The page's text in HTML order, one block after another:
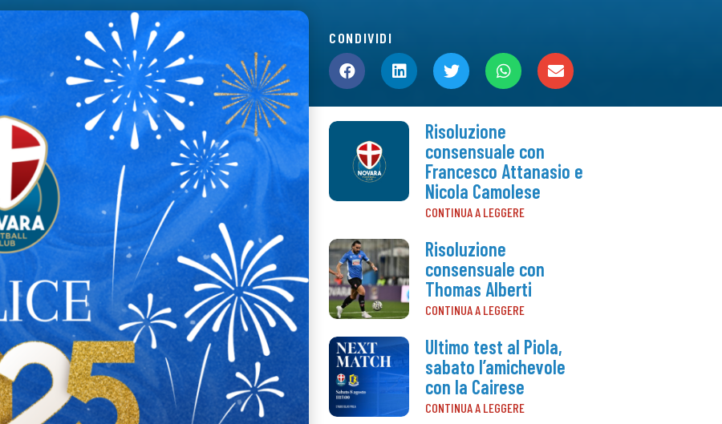
CONDIVIDI
Risoluzione
consensuale con
Francesco Attanasio e
Nicola Camolese
CONTINUA A LEGGERE
Risoluzione
consensuale con
Thomas Alberti
CONTINUA A LEGGERE
Ultimo test al Piola,
sabato l’amichevole
con la Cairese
CONTINUA A LEGGERE